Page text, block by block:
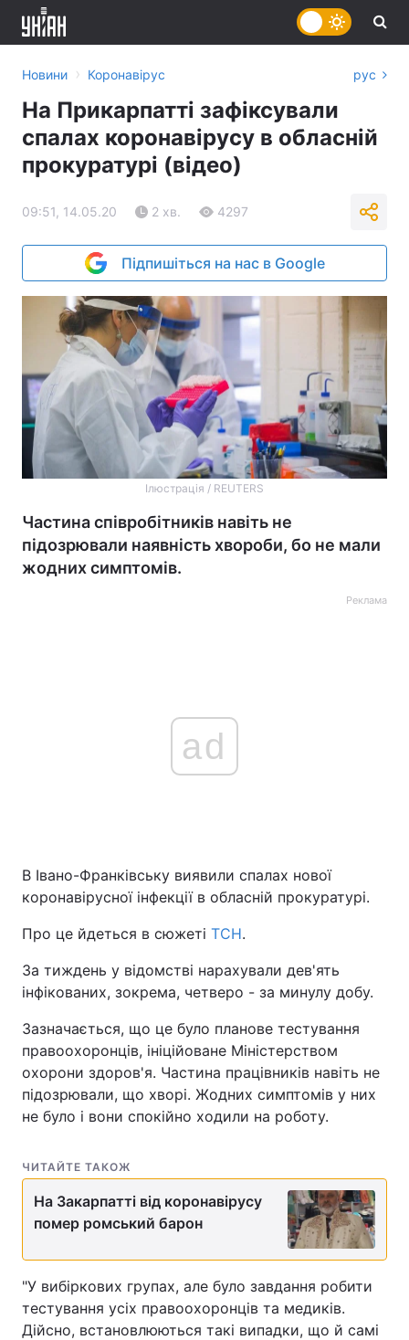
Головна Війна
Україна Політика
Економіка Світ
Техно і зв'язок Лайт
Зброя Інциденти
Цікавинки Погода
Екологія
Лонгріди
Відео з Youtube Статті
Новини › Коронавірус рус
На Прикарпатті зафіксували
спалах коронавірусу в обласній
прокуратурі (відео)
09:51, 14.05.20 2 хв. 4297
Підпишіться на нас в Google
Ілюстрація / REUTERS
Частина співробітників навіть не
підозрювали наявність хвороби, бо не мали
жодних симптомів.
Реклама
ad
В Івано-Франківську виявили спалах нової
коронавірусної інфекції в обласній прокуратурі.
Про це йдеться в сюжеті ТСН.
За тиждень у відомстві нарахували дев'ять
інфікованих, зокрема, четверо - за минулу добу.
Зазначається, що це було планове тестування
правоохоронців, ініційоване Міністерством
охорони здоров'я. Частина працівників навіть не
підозрювали, що хворі. Жодних симптомів у них
не було і вони спокійно ходили на роботу.
ЧИТАЙТЕ ТАКОЖ
На Закарпатті від коронавірусу
помер ромський барон
"У вибіркових групах, але було завдання робити
тестування усіх правоохоронців та медиків.
Дійсно, встановлюються такі випадки, що й самі